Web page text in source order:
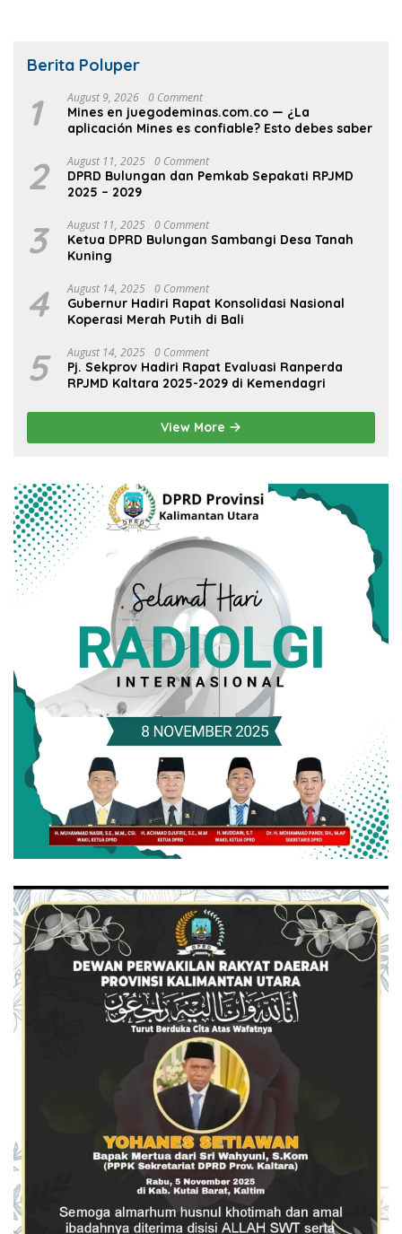
Berita Poluper
1 August 9, 2026 0 Comment
Mines en juegodeminas.com.co — ¿La
aplicación Mines es confiable? Esto debes saber
2 August 11, 2025 0 Comment
DPRD Bulungan dan Pemkab Sepakati RPJMD
2025 – 2029
3 August 11, 2025 0 Comment
Ketua DPRD Bulungan Sambangi Desa Tanah
Kuning
4 August 14, 2025 0 Comment
Gubernur Hadiri Rapat Konsolidasi Nasional
Koperasi Merah Putih di Bali
5 August 14, 2025 0 Comment
Pj. Sekprov Hadiri Rapat Evaluasi Ranperda
RPJMD Kaltara 2025-2029 di Kemendagri
View More